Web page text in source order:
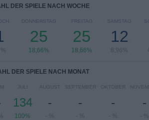
DER SPIELE NACH WOCHE
DONNERSTAG
25
18,66%
FREITAG
25
18,66%
SAMSTAG
12
8,96%
DER SPIELE NACH MONAT
JULI
134
100%
AUGUST
-
- %
SEPTEMBER
-
- %
OKTOBER
-
- %
-
- %